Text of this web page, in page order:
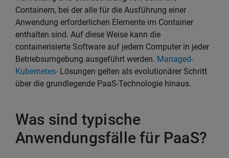
Containern, bei der alle für die Ausführung einer
Anwendung erforderlichen Elemente im Container
enthalten sind. Auf diese Weise kann die
containerisierte Software auf jedem Computer in jeder
Betriebsumgebung ausgeführt werden. Managed-
Kubernetes- Lösungen gelten als evolutionärer Schritt
über die grundlegende PaaS-Technologie hinaus.
Was sind typische
Anwendungsfälle für PaaS?